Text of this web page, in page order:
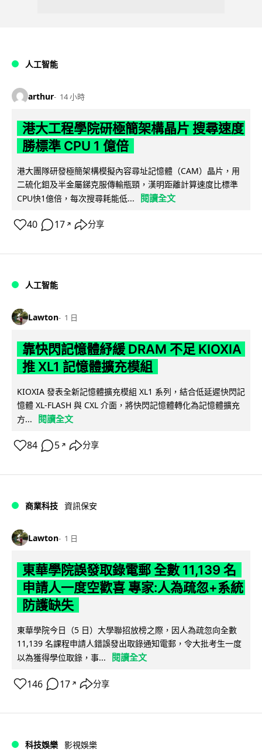
人工智能
arthur 14 小時
港大工程學院研極簡架構晶片 搜尋速度
勝標準 CPU 1 億倍
港大團隊研發極簡架構模擬內容尋址記憶體（CAM）晶片，用
二硫化鉬及半金屬銻克服傳輸瓶頸，漢明距離計算速度比標準
CPU快1億倍，每次搜尋耗能低...
閱讀全文
40 17 ↗ 分享
人工智能
Lawton 1 日
靠快閃記憶體紓緩 DRAM 不足 KIOXIA
推 XL1 記憶體擴充模組
KIOXIA 發表全新記憶體擴充模組 XL1 系列，結合低延遲快閃記
憶體 XL-FLASH 與 CXL 介面，將快閃記憶體轉化為記憶體擴充
方...
閱讀全文
84 5 ↗ 分享
商業科技 資訊保安
Lawton 1 日
東華學院誤發取錄電郵 全數 11,139 名
申請人一度空歡喜 專家:人為疏忽+系統
防護缺失
東華學院今日（5 日）大學聯招放榜之際，因人為疏忽向全數
11,139 名課程申請人錯誤發出取錄通知電郵，令大批考生一度
以為獲得學位取錄，事...
閱讀全文
146 17 ↗ 分享
科技娛樂 影視娛樂